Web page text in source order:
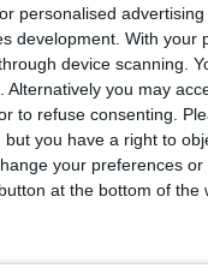
personalised
development. With your
device scanning.
Alternatively you may
to refuse consenting.
you have a right to
your preferences
at the bottom of the